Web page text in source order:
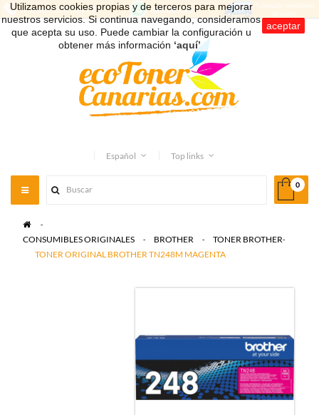
Utilizamos cookies propias y de terceros para mejorar
nuestros servicios. Si continua navegando, consideramos
que acepta su uso. Puede cambiar la configuración u
obtener más información ‘aquí’.
aceptar
Español Top links
0
Toggle
navigation
>
CONSUMIBLES ORIGINALES
> BROTHER >
TONER BROTHER
TONER ORIGINAL BROTHER TN248M MAGENTA